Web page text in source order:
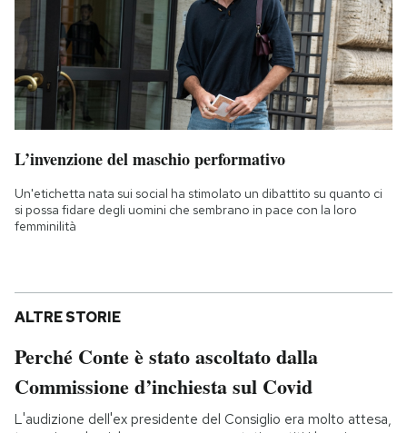
L’invenzione del maschio performativo
Un'etichetta nata sui social ha stimolato un dibattito su quanto ci
si possa fidare degli uomini che sembrano in pace con la loro
femminilità
ALTRE STORIE
Perché Conte è stato ascoltato dalla
Commissione d’inchiesta sul Covid
L'audizione dell'ex presidente del Consiglio era molto attesa,